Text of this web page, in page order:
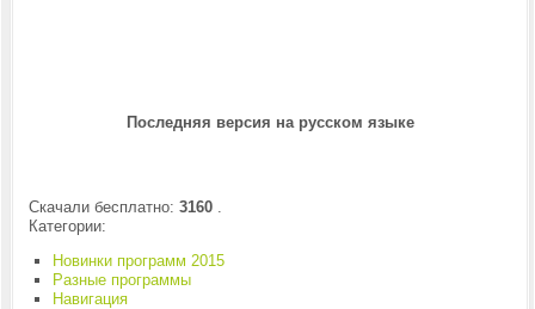
Последняя версия на русском языке
Скачали бесплатно: 3160.
Категории:
Новинки программ 2015
Разные программы
Навигация